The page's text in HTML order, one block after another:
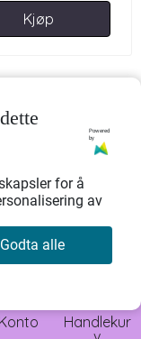
Konto
Handlekur
Kjøp
Powered
by
for å
av
Godta alle